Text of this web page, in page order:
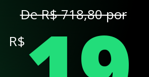
De R$ 718,80 por
R$